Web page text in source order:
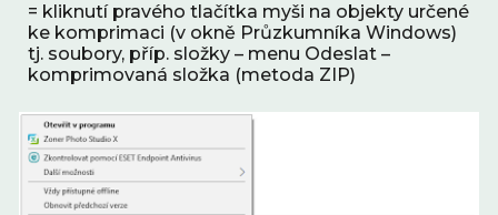
= kliknutí pravého tlačítka myši na objekty určené
ke komprimaci (v okně Průzkumníka Windows)
tj. soubory, příp. složky – menu Odeslat –
komprimovaná složka (metoda ZIP)